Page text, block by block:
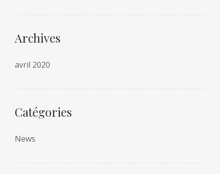
Archives
avril 2020
Catégories
News